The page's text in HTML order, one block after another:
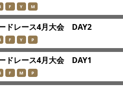
F Y M
ドレース4月大会 DAY2
F Y P
ドレース4月大会 DAY1
F M P